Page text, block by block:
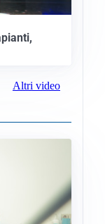
Altri video